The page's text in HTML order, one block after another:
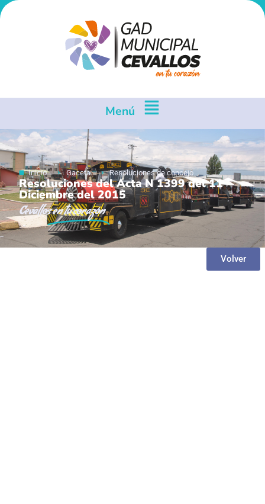
Menú
Inicio Gaceta Resoluciones de concejo
Resoluciones del Acta N 1399 del 11
Diciembre del 2015
Cevallosen tu corazón
Volver